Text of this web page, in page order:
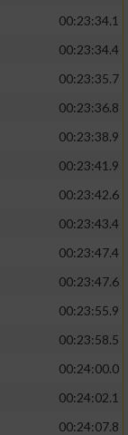
00:23:34.1
00:23:34.4
00:23:35.7
00:23:36.8
00:23:38.9
00:23:41.9
00:23:42.6
00:23:43.4
00:23:47.4
00:23:47.6
00:23:55.9
00:23:58.5
00:24:00.0
00:24:02.1
00:24:07.8